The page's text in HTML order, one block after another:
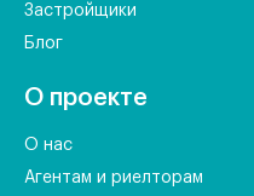
Застройщики
Блог
О проекте
О нас
Агентам и риелторам